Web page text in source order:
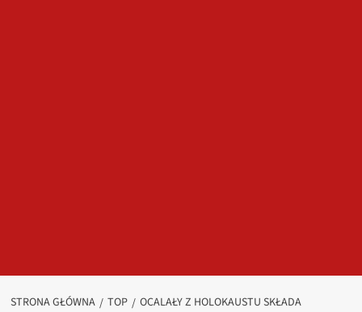
STRONA GŁÓWNA TOP
OCALAŁY Z HOLOKAUSTU SKŁADA